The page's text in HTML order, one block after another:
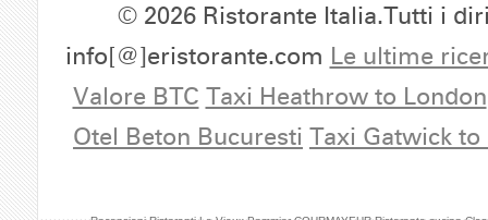
© 2026 Ristorante Italia.Tutti i
info[@]eristorante.com Le ultime
Valore BTC Taxi Heathrow to London
Otel Beton Bucuresti Taxi Gatwick to